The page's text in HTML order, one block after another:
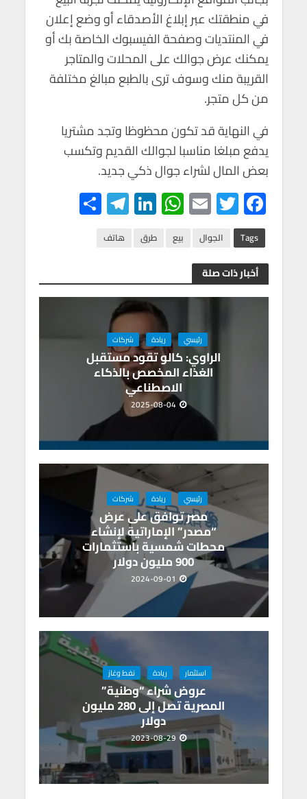
في منطقتك عبر إبلاغ الأصدقاء أو وضع إعلان
في المنتديات وصفحة الفيسبوك الخاصة بك أو
يمكنك عرض جوالك على المحلات والمتاجر
القريبة منك وسوف ترى بالطبع مبالغ مختلفة
من كل متجر.
في النهاية قد تكون محظوظا وتجد مشتريا
يدفع مبلغا مناسبا لجوالك القديم وتكسب
بعض المال لشراء جوال ذكي جديد.
F
ac
e
b
o
T
wi
tt
er
E
m
ail
W
h
at
A
p
p
Li
n
ke
n
Te
le
gr
m
Tags الجوال بيع طرق هاتف
أخبار ذات صلة
رئيسي ريادة شركات
الراوي: كالو تقود مستقبل
الغذاء المخصص بالذكاء
الاصطناعي
2025-08-04
رئيسي ريادة شركات
مصر توافق على عرض
“مصدر” الإماراتية لإنشاء
محطات شمسية باستثمارات
900 مليون دولار
2024-09-01
استثمار ريادة نفط وغاز
عروض شراء “وطنية”
المصرية تصل إلى 280 مليون
دولار
2023-08-29